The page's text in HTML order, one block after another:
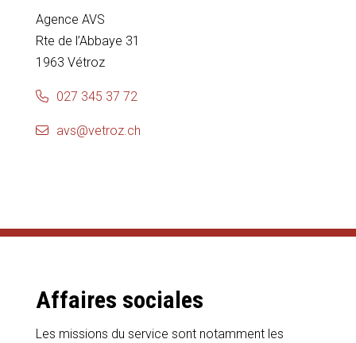
Agence AVS
Rte de l’Abbaye 31
1963 Vétroz
027 345 37 72
avs@vetroz.ch
Affaires sociales
Les missions du service sont notamment les